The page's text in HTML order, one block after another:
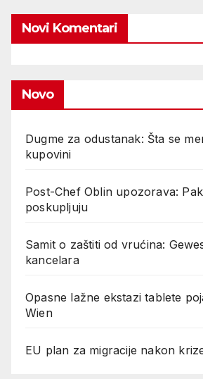
Novi Komentari
Novo
Dugme za odustanak: Šta se
kupovini
Post-Chef Oblin upozorava:
poskupljuju
Samit o zaštiti od vrućina:
kancelara
Opasne lažne ekstazi tablete
Wien
EU plan za migracije nakon